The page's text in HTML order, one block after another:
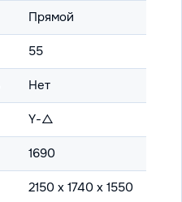
Прямой
55
Нет
Y-△
1690
2150 х 1740 х 1550